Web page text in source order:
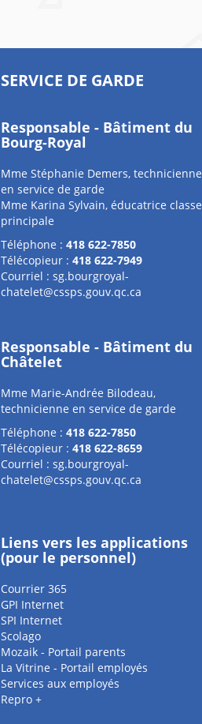
SERVICE DE GARDE
Responsable - Bâtiment du
Bourg-Royal
Mme Stéphanie Demers, technicienne
en service de garde
Mme Karina Sylvain, éducatrice classe
principale
Téléphone : 418 622-7850
Télécopieur : 418 622-7949
Courriel : sg.bourgroyal-
chatelet@cssps.gouv.qc.ca
Responsable - Bâtiment du
Châtelet
Mme Marie-Andrée Bilodeau,
technicienne en service de garde
Téléphone : 418 622-7850
Télécopieur : 418 622-8659
Courriel : sg.bourgroyal-
chatelet@cssps.gouv.qc.ca
Liens vers les applications
(pour le personnel)
Courrier 365
GPI Internet
SPI Internet
Scolago
Mozaik - Portail parents
La Vitrine - Portail employés
Services aux employés
Repro +